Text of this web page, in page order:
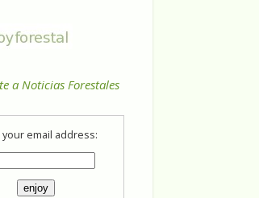
a Noticias Forestales
your email address: